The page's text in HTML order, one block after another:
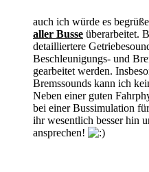
auch ich würde es
aller Busse überarbeitet.
detailliertere
Beschleunigungs- und
gearbeitet werden.
Bremssounds kann ich
Neben einer guten
bei einer Bussimulation
ihr wesentlich besser hin
ansprechen!